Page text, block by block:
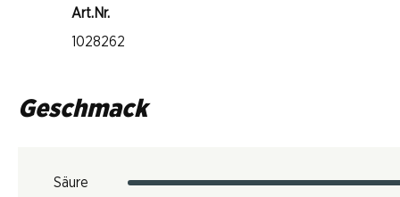
Art.Nr.
1028262
Geschmack
Säure